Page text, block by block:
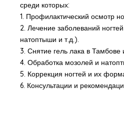
среди которых:
1. Профилактический осмотр
2. Лечение заболеваний
натоптыши и т.д.).
3. Снятие гель лака в Тамбове
4. Обработка мозолей и
5. Коррекция ногтей и их
6. Консультации и